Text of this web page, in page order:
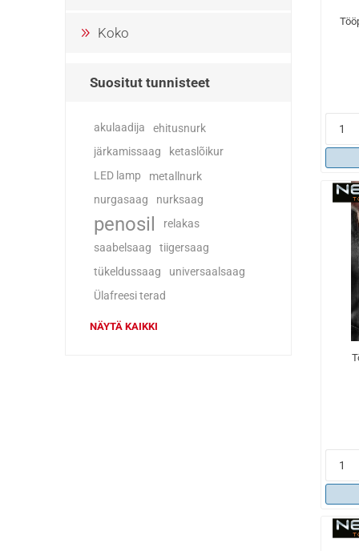
Koko
Suositut tunnisteet
akulaadija ehitusnurk
järkamissaag
ketaslõikur
LED lamp
metallnurk
nurgasaag nurksaag
penosil
relakas
saabelsaag
tiigersaag
tükeldussaag
universaalsaag
Ülafreesi terad
NÄYTÄ KAIKKI